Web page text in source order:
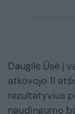
Daugilė Ūsė į
atkovojo 11
rezultatyvius
naudingumo